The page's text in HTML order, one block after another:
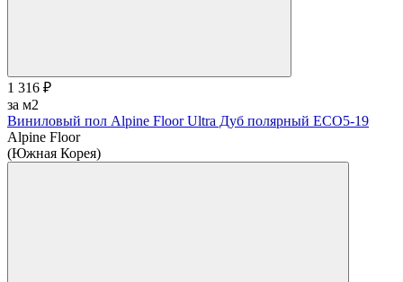
1 316 ₽
за м2
Виниловый пол Alpine Floor Ultra Дуб полярный ЕСО5-19
Alpine Floor
(Южная Корея)